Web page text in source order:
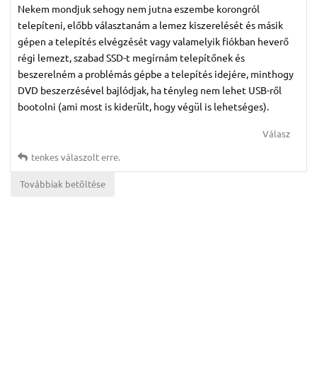
Nekem mondjuk sehogy nem jutna eszembe korongról
telepíteni, előbb választanám a lemez kiszerelését és másik
gépen a telepítés elvégzését vagy valamelyik fiókban heverő
régi lemezt, szabad SSD-t megírnám telepítőnek és
beszerelném a problémás gépbe a telepítés idejére, minthogy
DVD beszerzésével bajlódjak, ha tényleg nem lehet USB-ről
bootolni (ami most is kiderült, hogy végül is lehetséges).
Válasz
tenkesválaszolt erre.
Továbbiak betöltése